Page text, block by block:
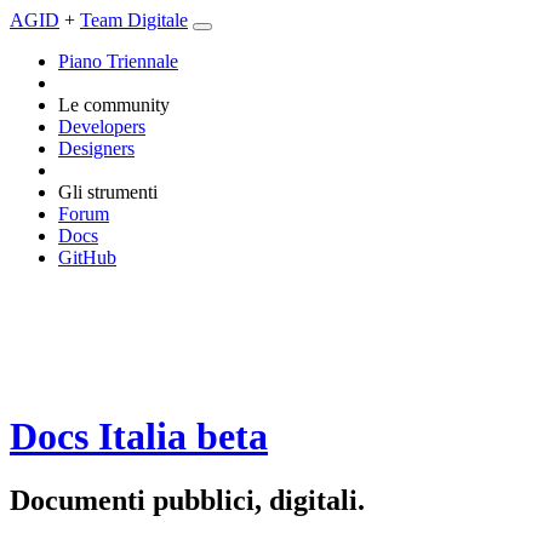
AGID + Team Digitale
Piano Triennale
Le community
Developers
Designers
Gli strumenti
Forum
Docs
GitHub
Docs Italia beta
Documenti pubblici, digitali.